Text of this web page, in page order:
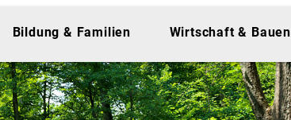
Bildung & Familien Wirtschaft & Bauen